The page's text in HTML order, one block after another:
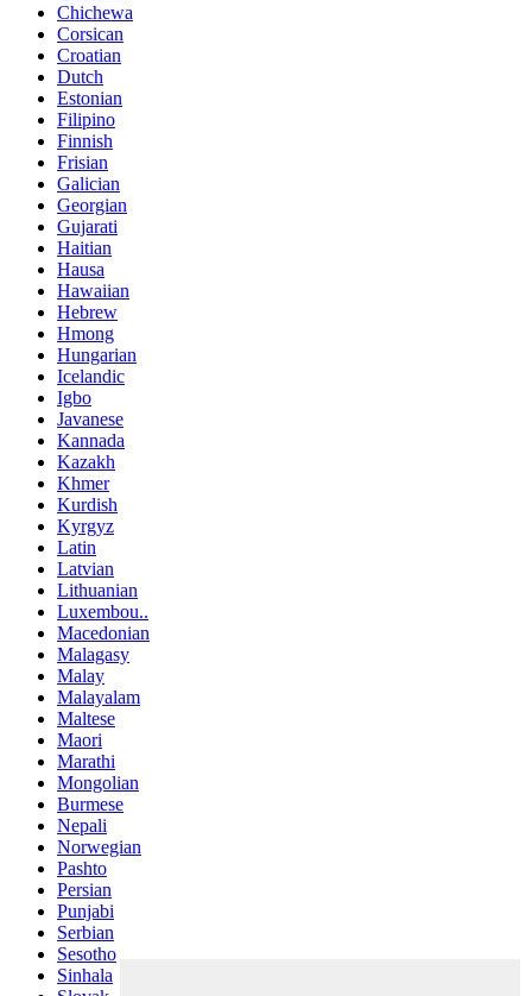
Chichewa
Corsican
Croatian
Dutch
Estonian
Filipino
Finnish
Frisian
Galician
Georgian
Gujarati
Haitian
Hausa
Hawaiian
Hebrew
Hmong
Hungarian
Icelandic
Igbo
Javanese
Kannada
Kazakh
Khmer
Kurdish
Kyrgyz
Latin
Latvian
Lithuanian
Luxembou..
Macedonian
Malagasy
Malay
Malayalam
Maltese
Maori
Marathi
Mongolian
Burmese
Nepali
Norwegian
Pashto
Persian
Punjabi
Serbian
Sesotho
Sinhala